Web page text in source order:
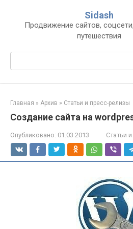
контенту
Sidash
Продвижение сайтов,
путешествия
Главная » Архив » Статьи и пресс-релизы
Создание сайта на
Опубликовано: 01.03.2013 Статьи